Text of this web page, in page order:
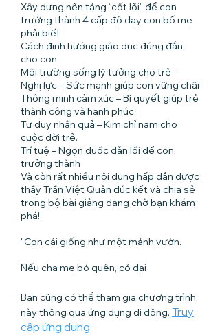
Xây dựng nền tảng “cốt lõi” để con
trưởng thành 4 cấp độ dạy con bố mẹ
phải biết
Cách định hướng giáo dục đúng đắn
cho con
Môi trường sống lý tưởng cho trẻ –
Nghị lực – Sức mạnh giúp con vững chãi
Thông minh cảm xúc – Bí quyết giúp trẻ
thành công và hạnh phúc
Tư duy nhân quả – Kim chỉ nam cho
cuộc đời trẻ.
Trí tuệ – Ngọn đuốc dẫn lối để con
trưởng thành
Và còn rất nhiều nội dung hấp dẫn được
thầy Trần Việt Quân đúc kết và chia sẻ
trong bộ bài giảng đang chờ bạn khám
phá!
"Con cái giống như một mảnh vườn.
Nếu cha mẹ bỏ quên, cỏ dại
Bạn cũng có thể tham gia chương trình
này thông qua ứng dụng di động. Truy
cập ứng dụng